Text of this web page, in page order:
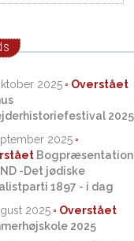
2025
2025
2025
Bogpræsentation
-Det jødiske
1897 - i dag
2025
2025